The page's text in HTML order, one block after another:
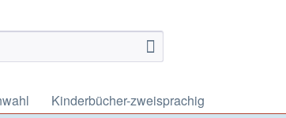
Kinderbücher-zweisprachig